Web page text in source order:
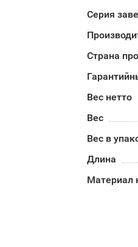
Серия
Страна
Вес нетто
Вес
Вес в
Длина
Материал